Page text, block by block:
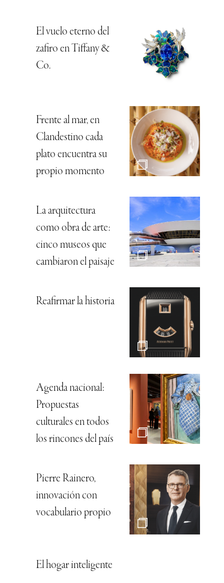
El vuelo eterno del
zafiro en Tiffany &
Co.
Frente al mar, en
Clandestino cada
plato encuentra su
propio momento
La arquitectura
como obra de arte:
cinco museos que
cambiaron el paisaje
Reafirmar la historia
Agenda nacional:
Propuestas
culturales en todos
los rincones del país
Pierre Rainero,
innovación con
vocabulario propio
El hogar inteligente